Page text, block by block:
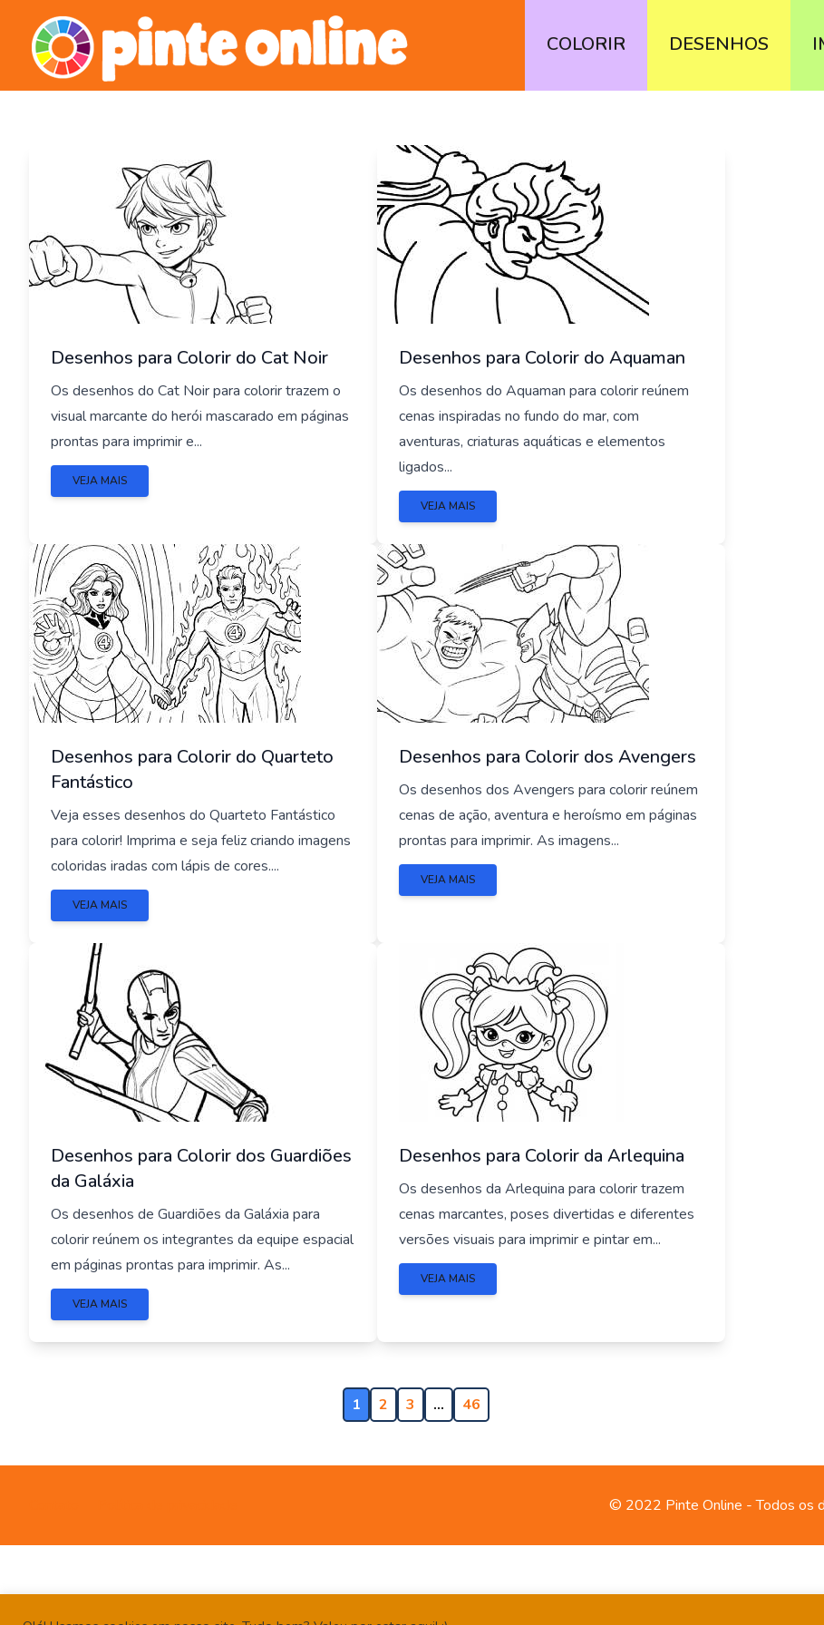
content
COLORIR DESENHOS
Desenhos para Colorir do Cat Noir
Os desenhos do Cat Noir para colorir trazem o
visual marcante do herói mascarado em páginas
prontas para imprimir e...
VEJA MAIS
Desenhos para Colorir do Aquaman
Os desenhos do Aquaman para colorir reúnem
cenas inspiradas no fundo do mar, com
aventuras, criaturas aquáticas e elementos
ligados...
VEJA MAIS
Desenhos para Colorir do Quarteto
Fantástico
Veja esses desenhos do Quarteto Fantástico
para colorir! Imprima e seja feliz criando imagens
coloridas iradas com lápis de cores....
VEJA MAIS
Desenhos para Colorir dos Avengers
Os desenhos dos Avengers para colorir reúnem
cenas de ação, aventura e heroísmo em páginas
prontas para imprimir. As imagens...
VEJA MAIS
Desenhos para Colorir dos Guardiões
da Galáxia
Os desenhos de Guardiões da Galáxia para
colorir reúnem os integrantes da equipe espacial
em páginas prontas para imprimir. As...
VEJA MAIS
Desenhos para Colorir da Arlequina
Os desenhos da Arlequina para colorir trazem
cenas marcantes, poses divertidas e diferentes
versões visuais para imprimir e pintar em...
VEJA MAIS
1 2 3 … 46
© 2022 Pinte Online - Todos os